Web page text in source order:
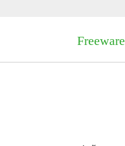
Freeware